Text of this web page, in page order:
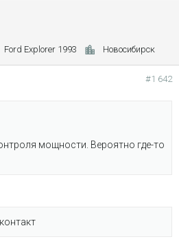
Ford Explorer 1993 Новосибирск
#1 642
мощности. Вероятно где-то